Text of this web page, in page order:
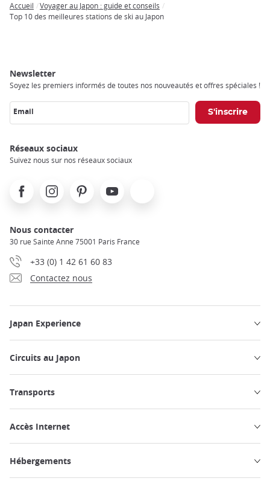
Breadcrumb
Accueil
Voyager au Japon : guide et conseils
Top 10 des meilleures stations de ski au Japon
Newsletter
Soyez les premiers informés de toutes nos nouveautés et offres spéciales !
Email
Réseaux sociaux
Suivez nous sur nos réseaux sociaux
FacebookInstagramPinterest Youtube
Nous contacter
30 rue Sainte Anne 75001 Paris France
+33 (0) 1 42 61 60 83
Contactez nous
Japan Experience
Circuits au Japon
Transports
Accès Internet
Hébergements